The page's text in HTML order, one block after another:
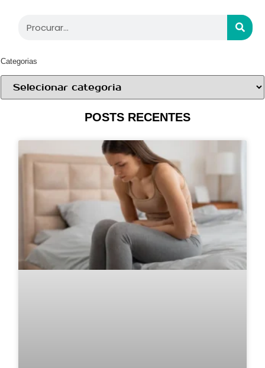
Categorias
POSTS RECENTES